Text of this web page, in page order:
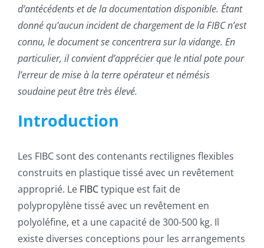
d’antécédents et de la documentation disponible. Étant
donné qu’aucun incident de chargement de la FIBC n’est
connu, le document se concentrera sur la vidange. En
particulier, il convient d’apprécier que le ntial pote pour
l’erreur de mise à la terre opérateur et némésis
soudaine peut être très élevé.
Introduction
Les FIBC sont des contenants rectilignes flexibles
construits en plastique tissé avec un revêtement
approprié. Le FIBCtypique est fait de
polypropylène tissé avec un revêtement en
polyoléfine, et a une capacité de 300-500 kg. Il
existe diverses conceptions pour les arrangements